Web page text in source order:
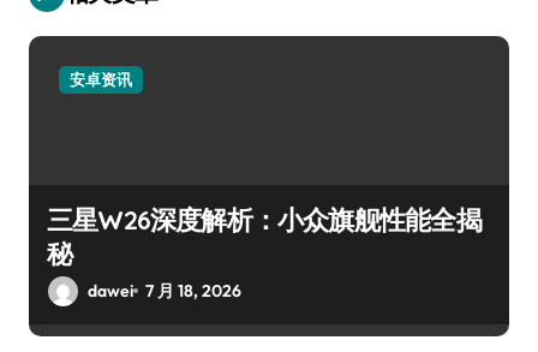
安卓资讯
三星W26深度解析：小众旗舰性能全揭
秘
dawei 7 月 18, 2026